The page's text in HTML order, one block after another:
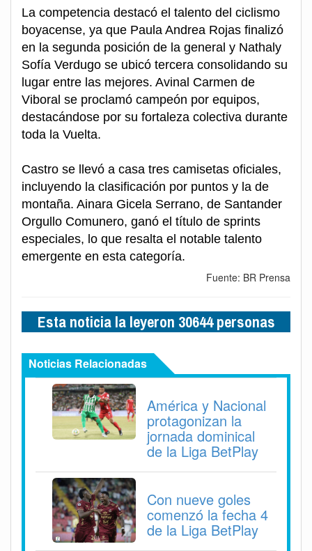
La competencia destacó el talento del ciclismo
boyacense, ya que Paula Andrea Rojas finalizó
en la segunda posición de la general y Nathaly
Sofía Verdugo se ubicó tercera consolidando su
lugar entre las mejores. Avinal Carmen de
Viboral se proclamó campeón por equipos,
destacándose por su fortaleza colectiva durante
toda la Vuelta.
Castro se llevó a casa tres camisetas oficiales,
incluyendo la clasificación por puntos y la de
montaña. Ainara Gicela Serrano, de Santander
Orgullo Comunero, ganó el título de sprints
especiales, lo que resalta el notable talento
emergente en esta categoría.
Fuente: BR Prensa
Esta noticia la leyeron 30644 personas
Noticias Relacionadas
América y Nacional
protagonizan la
jornada dominical
de la Liga BetPlay
Con nueve goles
comenzó la fecha 4
de la Liga BetPlay